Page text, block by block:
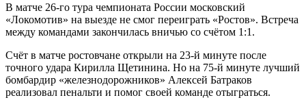
В матче 26-го тура чемпионата России московский
«Локомотив» на выезде не смог переиграть «Ростов». Встреча
между командами закончилась вничью со счётом 1:1.
Счёт в матче ростовчане открыли на 23-й минуте после
точного удара Кирилла Щетинина. Но на 75-й минуте лучший
бомбардир «железнодорожников» Алексей Батраков
реализовал пенальти и помог своей команде отыграться.